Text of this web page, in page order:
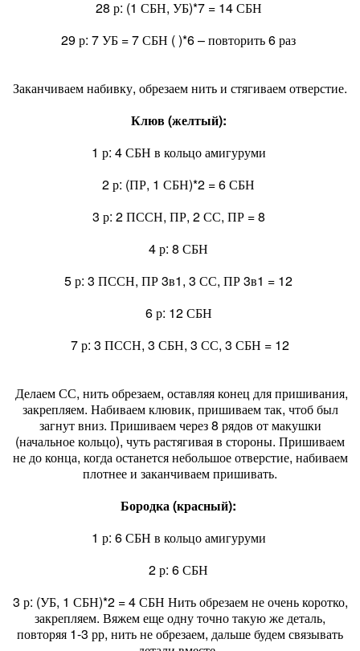
28 р: (1 СБН, УБ)*7 = 14 СБН
29 р: 7 УБ = 7 СБН ( )*6 – повторить 6 раз
Заканчиваем набивку, обрезаем нить и стягиваем отверстие.
Клюв (желтый):
1 р: 4 СБН в кольцо амигуруми
2 р: (ПР, 1 СБН)*2 = 6 СБН
3 р: 2 ПССН, ПР, 2 СС, ПР = 8
4 р: 8 СБН
5 р: 3 ПССН, ПР 3в1, 3 СС, ПР 3в1 = 12
6 р: 12 СБН
7 р: 3 ПССН, 3 СБН, 3 СС, 3 СБН = 12
Делаем СС, нить обрезаем, оставляя конец для пришивания,
закрепляем. Набиваем клювик, пришиваем так, чтоб был
загнут вниз. Пришиваем через 8 рядов от макушки
(начальное кольцо), чуть растягивая в стороны. Пришиваем
не до конца, когда останется небольшое отверстие, набиваем
плотнее и заканчиваем пришивать.
Бородка (красный):
1 р: 6 СБН в кольцо амигуруми
2 р: 6 СБН
3 р: (УБ, 1 СБН)*2 = 4 СБН Нить обрезаем не очень коротко,
закрепляем. Вяжем еще одну точно такую же деталь,
повторяя 1-3 рр, нить не обрезаем, дальше будем связывать